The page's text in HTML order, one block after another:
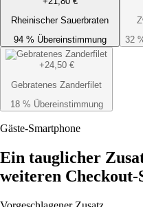
Rheinischer Sauerbraten
94 % Übereinstimmung
32
+24,50 €
Gebratenes Zanderfilet
18 % Übereinstimmung
Gäste-Smartphone
Ein tauglicher
weiteren